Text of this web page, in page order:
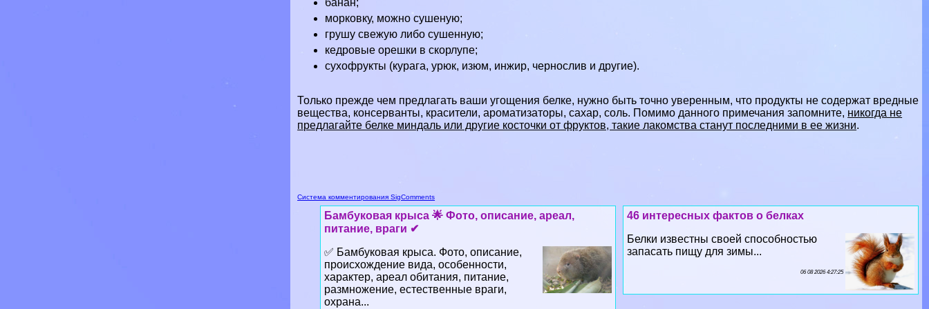
банан;
морковку, можно сушеную;
грушу свежую либо сушенную;
кедровые орешки в скорлупе;
сухофрукты (курага, урюк, изюм, инжир, чернослив и другие).
Только прежде чем предлагать ваши угощения белке, нужно быть точно уверенным, что продукты не содержат вредные
вещества, консерванты, красители, ароматизаторы, сахар, соль. Помимо данного примечания запомните, никогда не
предлагайте белке миндаль или другие косточки от фруктов, такие лакомства станут последними в ее жизни.
Система комментирования SigComments
46 интересных фактов о белках
Белки известны своей способностью
запасать пищу для зимы...
06 08 2026 4:27:25
Бамбуковая крыса 🌟 Фото, описание, ареал,
питание, враги ✔
✅ Бамбуковая крыса. Фото, описание,
происхождение вида, особенности,
хаpaктер, ареал обитания, питание,
размножение, естественные враги,
охрана...